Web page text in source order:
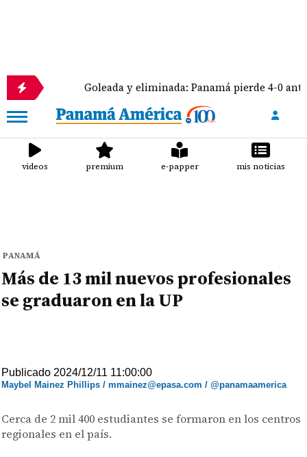
Goleada y eliminada: Panamá pierde 4-0 ante México
videos premium e-papper mis noticias
PANAMÁ
Más de 13 mil nuevos profesionales
se graduaron en la UP
Publicado 2024/12/11 11:00:00
Maybel Mainez Phillips / mmainez@epasa.com / @panamaamerica
Cerca de 2 mil 400 estudiantes se formaron en los centros
regionales en el país.